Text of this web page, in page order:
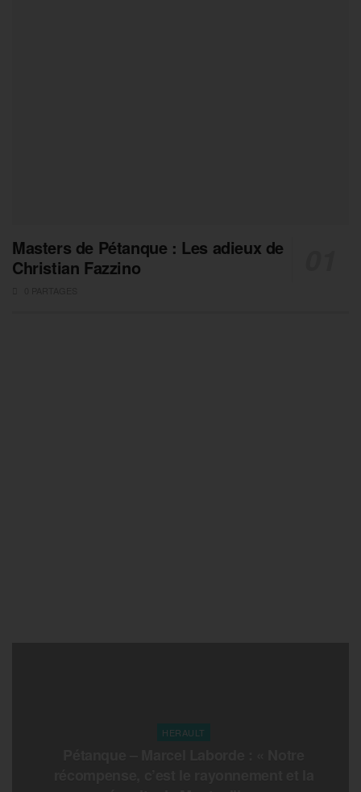
Masters de Pétanque : Les adieux de
Christian Fazzino
HERAULT